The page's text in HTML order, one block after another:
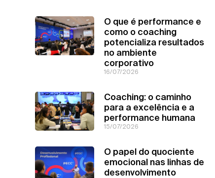
O que é performance e
como o coaching
potencializa resultados
no ambiente
corporativo
16/07/2026
Coaching: o caminho
para a excelência e a
performance humana
15/07/2026
O papel do quociente
emocional nas linhas de
desenvolvimento